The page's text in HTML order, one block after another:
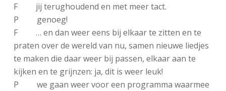
F jij terughoudend en met meer tact.
P genoeg!
F … en dan weer eens bij elkaar te zitten en te
praten over de wereld van nu, samen nieuwe liedjes
te maken die daar weer bij passen, elkaar aan te
kijken en te grijnzen: ja, dit is weer leuk!
P we gaan weer voor een programma waarmee